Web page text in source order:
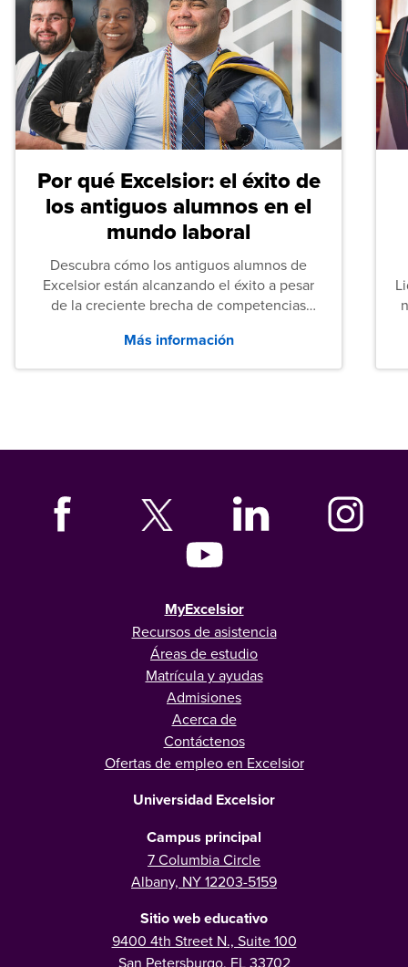
Por qué Excelsior: el éxito de
los antiguos alumnos en el
mundo laboral
Descubra cómo los antiguos alumnos de
Excelsior están alcanzando el éxito a pesar
de la creciente brecha de competencias
tanto las empresas como los recién
graduados en todo Estados Unidos.
Más información
MyExcelsior
Recursos de asistencia
Áreas de estudio
Matrícula y ayudas
Admisiones
Acerca de
Contáctenos
Ofertas de empleo en Excelsior
Universidad Excelsior
Campus principal
7 Columbia Circle
Albany, NY 12203-5159
Sitio web educativo
9400 4th Street N., Suite 100
San Petersburgo, FL 33702